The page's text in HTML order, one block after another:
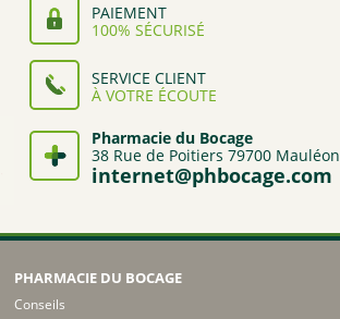
PAIEMENT
100% SÉCURISÉ
SERVICE CLIENT
À VOTRE ÉCOUTE
Pharmacie du Bocage
38 Rue de Poitiers 79700 Mauléon
internet@phbocage.com
PHARMACIE DU BOCAGE
Conseils